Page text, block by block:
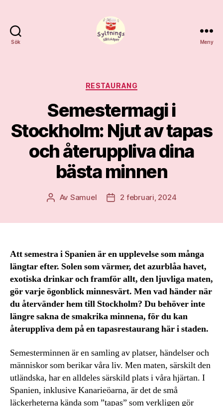
Sök Meny
Kategorier
RESTAURANG
Semestermagi i
Stockholm: Njut av tapas
och återuppliva dina
bästa minnen
Inläggsförfattare
Av Samuel Inläggsdatum
2 februari, 2024
Att semestra i Spanien är en upplevelse som många
längtar efter. Solen som värmer, det azurblåa havet,
exotiska drinkar och framför allt, den ljuvliga maten,
gör varje ögonblick minnesvärt. Men vad händer när
du återvänder hem till Stockholm? Du behöver inte
längre sakna de smakrika minnena, för du kan
återuppliva dem på en tapasrestaurang här i staden.
Semesterminnen är en samling av platser, händelser och
människor som berikar våra liv. Men maten, särskilt den
utländska, har en alldeles särskild plats i våra hjärtan. I
Spanien, inklusive Kanarieöarna, är det de små
läckerheterna kända som ”tapas” som verkligen gör